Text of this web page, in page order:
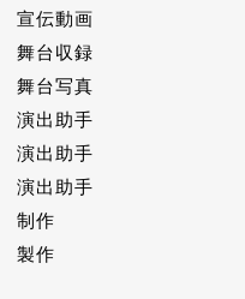
宣伝動画
舞台収録
舞台写真
演出助手
演出助手
演出助手
制作
製作